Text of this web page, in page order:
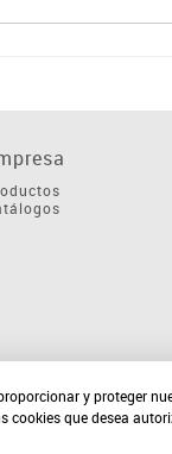
y proteger
cookies que desea